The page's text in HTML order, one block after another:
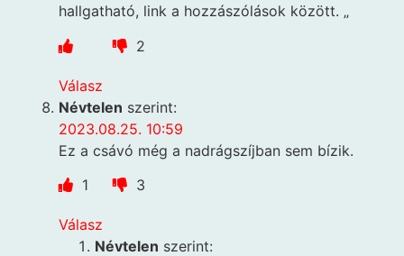
hallgatható, link a hozzászólások között. „
2
Válasz
Névtelen szerint:
2023.08.25. 10:59
Ez a csávó még a nadrágszíjban sem bízik.
1
3
Válasz
Névtelen szerint: